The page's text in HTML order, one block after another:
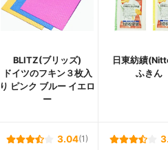
BLITZ(ブリッズ)
ドイツのフキン３枚入
り ピンク ブルー イエロ
ー
日東紡績
ふきん
3.04(1)